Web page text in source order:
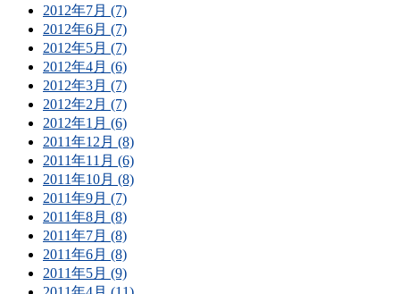
2012年7月 (7)
2012年6月 (7)
2012年5月 (7)
2012年4月 (6)
2012年3月 (7)
2012年2月 (7)
2012年1月 (6)
2011年12月 (8)
2011年11月 (6)
2011年10月 (8)
2011年9月 (7)
2011年8月 (8)
2011年7月 (8)
2011年6月 (8)
2011年5月 (9)